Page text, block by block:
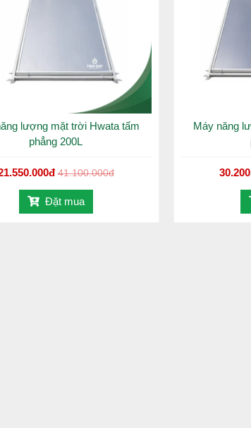
lượng mặt trời Hwata tấm
phẳng 200L
41.100.000đ
Đặt mua
Máy năng